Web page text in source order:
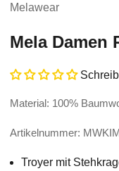
Melawear
Mela Damen
Material: 100%
Artikelnummer:
Troyer mit